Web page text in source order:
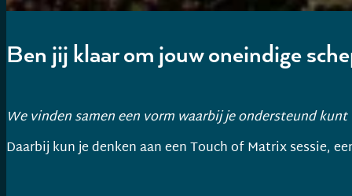
Ben jij klaar om jouw oneindige
We vinden samen een vorm waarbij je ondersteund
Daarbij kun je denken aan een Touch of Matrix sessie,